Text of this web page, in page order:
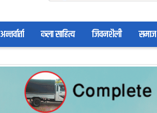
अन्तर्वार्ता कला साहित्य जिवनशैली समाज